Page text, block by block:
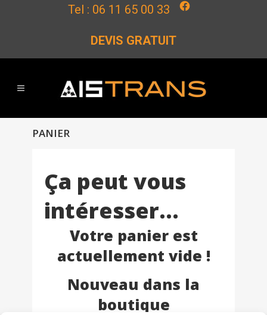
Tel : 06 11 65 00 33 Facebook
DEVIS GRATUIT
PANIER
Ça peut vous
intéresser…
Votre panier est
actuellement vide !
Nouveau dans la
boutique